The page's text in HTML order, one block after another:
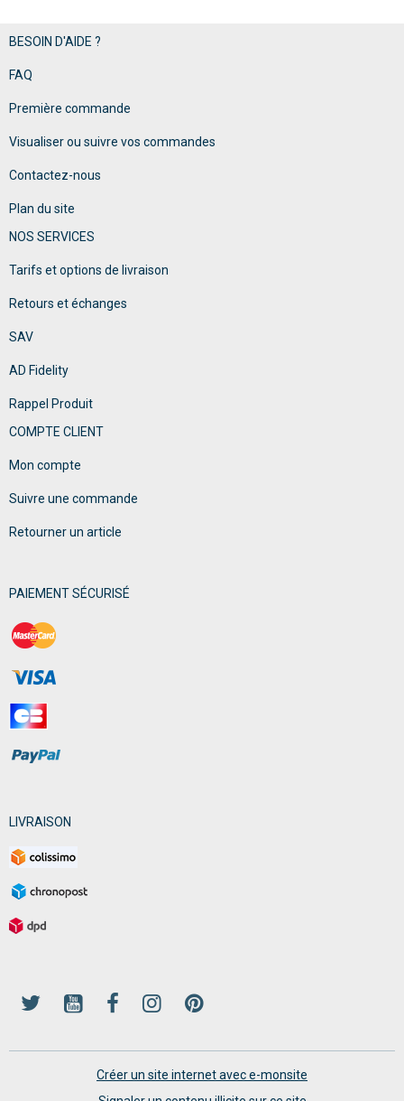
BESOIN D'AIDE ?
FAQ
Première commande
Visualiser ou suivre vos commandes
Contactez-nous
Plan du site
NOS SERVICES
Tarifs et options de livraison
Retours et échanges
SAV
AD Fidelity
Rappel Produit
COMPTE CLIENT
Mon compte
Suivre une commande
Retourner un article
PAIEMENT SÉCURISÉ
LIVRAISON
Créer un site internet avec e-monsite